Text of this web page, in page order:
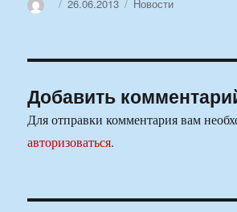
АвторОпубликовано
26.06.2013 Рубрики
Новости
Добавить
Для отправки комментария вам
авторизоваться.